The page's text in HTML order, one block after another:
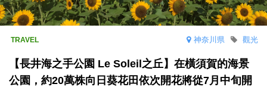
神奈川県 觀光
【長井海之手公園 Le Soleil之丘】在橫須賀的海景
公園，約20萬株向日葵花田依次開花將從7月中旬開